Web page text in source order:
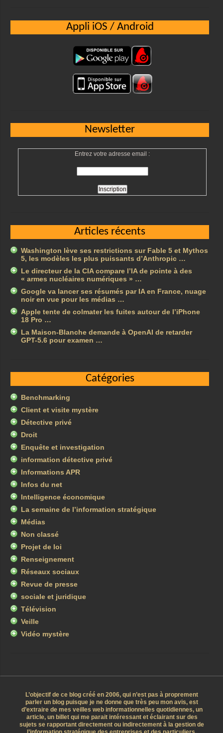
Appli iOS / Android
Newsletter
Entrez votre adresse email :
Articles récents
Washington lève ses restrictions sur Fable 5 et Mythos
5, les modèles les plus puissants d’Anthropic …
Le directeur de la CIA compare l’IA de pointe à des
« armes nucléaires numériques » …
Google va lancer ses résumés par IA en France, nuage
noir en vue pour les médias …
Apple tente de colmater les fuites autour de l’iPhone
18 Pro …
La Maison-Blanche demande à OpenAI de retarder
GPT-5.6 pour examen …
Catégories
Benchmarking
Client et visite mystère
Détective privé
Droit
Enquête et investigation
information détective privé
Informations APR
Infos du net
Intelligence économique
La semaine de l’information stratégique
Médias
Non classé
Projet de loi
Renseignement
Réseaux sociaux
Revue de presse
sociale et juridique
Télévision
Veille
Vidéo mystère
L’objectif de ce blog créé en 2006, qui n’est pas à proprement
parler un blog puisque je ne donne que très peu mon avis, est
d’extraire de mes veilles web informationnelles quotidiennes, un
article, un billet qui me parait intéressant et éclairant sur des
sujets se rapportant directement ou indirectement à la gestion de